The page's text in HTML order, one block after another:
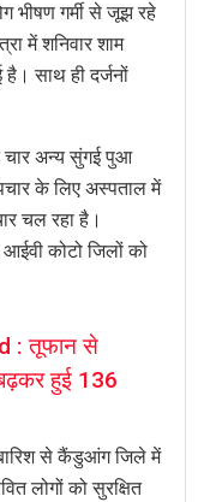
भीषण गर्मी से जूझ रहे
में शनिवार शाम
साथ ही दर्जनों
अन्य सुंगई पुआ
के लिए अस्पताल में
चल रहा है।
कोटो जिलों को
: तूफान से
हुई 136
बारिश से कैंडुआंग जिले में
लोगों को सुरक्षित